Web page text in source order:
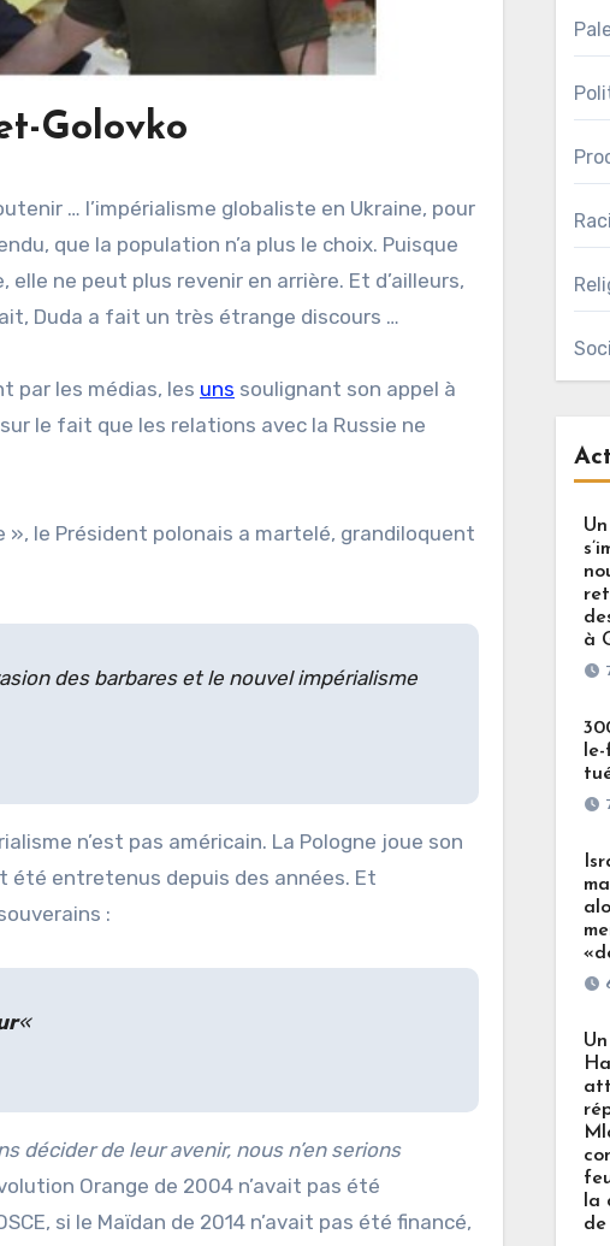
Golovko
… l’impérialisme globaliste en Ukraine, pour
que la population n’a plus le choix. Puisque
ne peut plus revenir en arrière. Et d’ailleurs,
Duda a fait un très étrange discours …
par les médias, les uns soulignant son appel à
le fait que les relations avec la Russie ne
le Président polonais a martelé, grandiloquent
des barbares et le nouvel impérialisme
n’est pas américain. La Pologne joue son
été entretenus depuis des années. Et
:
«
décider de leur avenir, nous n’en serions
Orange de 2004 n’avait pas été
si le Maïdan de 2014 n’avait pas été financé,
à
la
de